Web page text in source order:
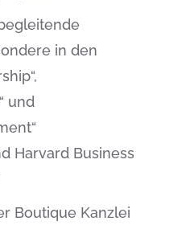
in den
und
Harvard Business
Boutique Kanzlei